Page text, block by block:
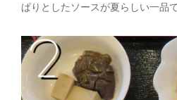
ぱりとしたソースが夏らしい一品で